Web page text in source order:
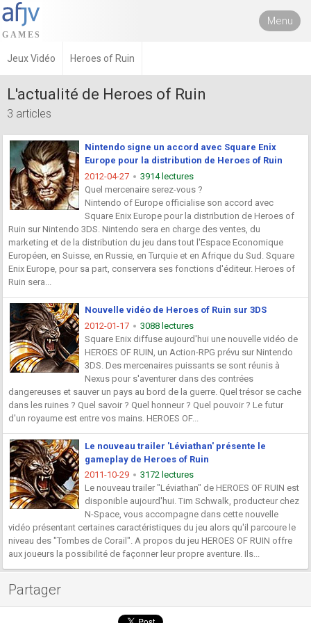
Menu
Jeux Vidéo Heroes of Ruin
L'actualité de Heroes of Ruin
3 articles
Nintendo signe un accord avec Square Enix
Europe pour la distribution de Heroes of Ruin
2012-04-27
3914 lectures
Quel mercenaire serez-vous ?
Nintendo of Europe officialise son accord avec
Square Enix Europe pour la distribution de Heroes of
Ruin sur Nintendo 3DS. Nintendo sera en charge des ventes, du
marketing et de la distribution du jeu dans tout l'Espace Economique
Européen, en Suisse, en Russie, en Turquie et en Afrique du Sud. Square
Enix Europe, pour sa part, conservera ses fonctions d'éditeur. Heroes of
Ruin sera...
Nouvelle vidéo de Heroes of Ruin sur 3DS
2012-01-17
3088 lectures
Square Enix diffuse aujourd'hui une nouvelle vidéo de
HEROES OF RUIN, un Action-RPG prévu sur Nintendo
3DS. Des mercenaires puissants se sont réunis à
Nexus pour s'aventurer dans des contrées
dangereuses et sauver un pays au bord de la guerre. Quel trésor se cache
dans les ruines ? Quel savoir ? Quel honneur ? Quel pouvoir ? Le futur
d'un royaume est entre vos mains. HEROES OF...
Le nouveau trailer 'Léviathan' présente le
gameplay de Heroes of Ruin
2011-10-29
3172 lectures
Le nouveau trailer "Léviathan" de HEROES OF RUIN est
disponible aujourd'hui. Tim Schwalk, producteur chez
N-Space, vous accompagne dans cette nouvelle
vidéo présentant certaines caractéristiques du jeu alors qu'il parcoure le
niveau des "Tombes de Corail". A propos du jeu HEROES OF RUIN offre
aux joueurs la possibilité de façonner leur propre aventure. Ils...
Partager